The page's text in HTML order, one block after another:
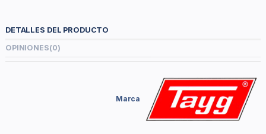
DETALLES DEL PRODUCTO
OPINIONES(0)
Marca